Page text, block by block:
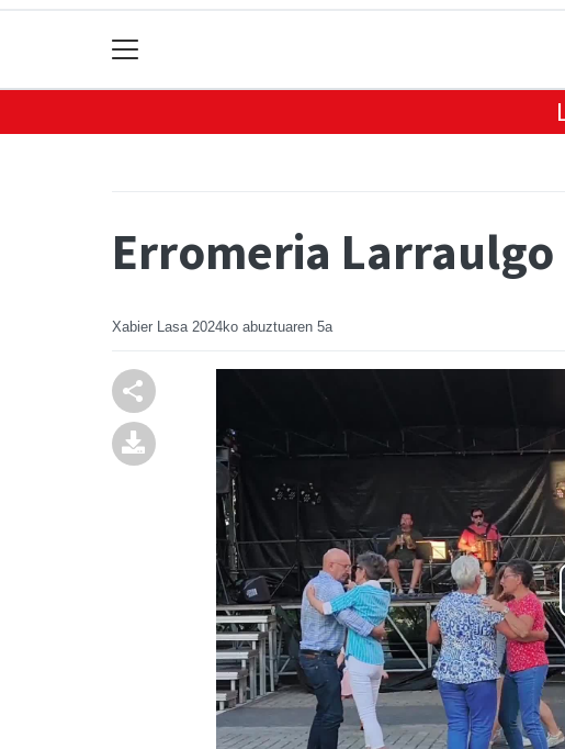
Erromeria Larraulgo
Xabier Lasa 2024ko abuztuaren 5a